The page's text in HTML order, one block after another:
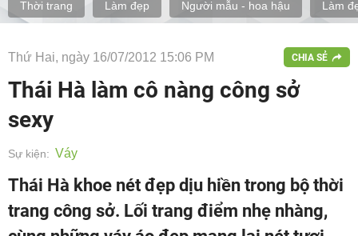
Thời trang Làm đẹp Người mẫu - hoa hậu Làm
Thứ Hai, ngày 16/07/2012 15:06 PM CHIA SẺ
Thái Hà làm cô nàng công sở
sexy
Sự kiện: Váy
Thái Hà khoe nét đẹp dịu hiền trong bộ thời
trang công sở. Lối trang điểm nhẹ nhàng,